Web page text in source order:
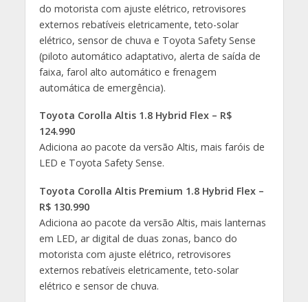
do motorista com ajuste elétrico, retrovisores
externos rebatíveis eletricamente, teto-solar
elétrico, sensor de chuva e Toyota Safety Sense
(piloto automático adaptativo, alerta de saída de
faixa, farol alto automático e frenagem
automática de emergência).
Toyota Corolla Altis 1.8 Hybrid Flex – R$
124.990
Adiciona ao pacote da versão Altis, mais faróis de
LED e Toyota Safety Sense.
Toyota Corolla Altis Premium 1.8 Hybrid Flex –
R$ 130.990
Adiciona ao pacote da versão Altis, mais lanternas
em LED, ar digital de duas zonas, banco do
motorista com ajuste elétrico, retrovisores
externos rebatíveis eletricamente, teto-solar
elétrico e sensor de chuva.